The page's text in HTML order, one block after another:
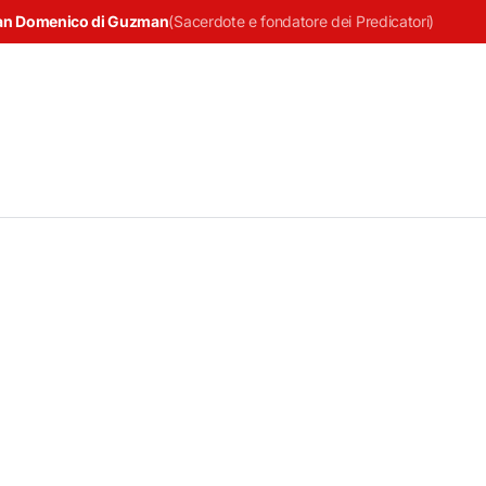
Domenico di Guzman(Sacerdote e fondatore dei Predicatori)